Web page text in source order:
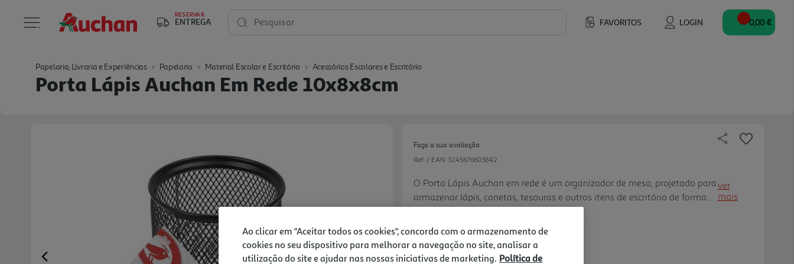
RESERVAR
ENTREGA FAVORITOS LOGIN
Pesquisar 0,00 €
Papelaria, Livraria e Experiências Papelaria Material Escolar e Escritório Acessórios Escolares e Escritório
Porta Lápis Auchan Em Rede 10x8x8cm
Faça a sua avaliação
Ref. / EAN: 3245676603842
O Porta Lápis Auchan em rede é um organizador de mesa, projetado para
armazenar lápis, canetas, tesouras e outros itens de escritório de forma
prática e organizada. Ele é feito de ferro com acabamento em pintura
spray, proporcionando um visual moderno e e stiloso. O porta lápis é feito
de ferro, o que confere robustez e durabilidade ao produto. O material de
ferro também oferece estabilidade para manter os lápis e outros objetos
ver
mais
Ao clicar em "Aceitar todos os cookies", concorda com o armazenamento de
cookies no seu dispositivo para melhorar a navegação no site, analisar a
utilização do site e ajudar nas nossas iniciativas de marketing. Política de